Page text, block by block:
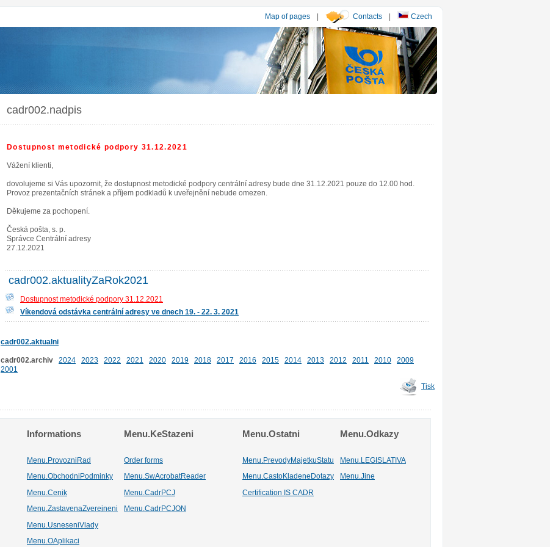
Map of pages | Contacts | Czech
cadr002.nadpis
Dostupnost metodické podpory 31.12.2021
Vážení klienti,
dovolujeme si Vás upozornit, že dostupnost metodické podpory centrální adresy bude dne 31.12.2021 pouze do 12.00 hod.
Provoz prezentačních stránek a příjem podkladů k uveřejnění nebude omezen.
Děkujeme za pochopení.
Česká pošta, s. p.
Správce Centrální adresy
27.12.2021
cadr002.aktualityZaRok2021
Dostupnost metodické podpory 31.12.2021
Víkendová odstávka centrální adresy ve dnech 19. - 22. 3. 2021
cadr002.aktualni
cadr002.archiv 2024 2023 2022 2021 2020 2019 2018 2017 2016 2015 2014 2013 2012 2011 2010
2009
2001
Tisk
Informations Menu.KeStazeni Menu.Ostatni Menu.Odkazy
Menu.ProvozniRad Order forms Menu.PrevodyMajetkuStatu
Menu.LEGISLATIVA
Menu.ObchodniPodminky
Menu.SwAcrobatReader Menu.CastoKladeneDotazy Menu.Jine
Menu.Cenik Menu.CadrPCJ
Certification IS CADR
Menu.ZastavenaZverejneni
Menu.CadrPCJON
Menu.UsneseniVlady
Menu.OAplikaci